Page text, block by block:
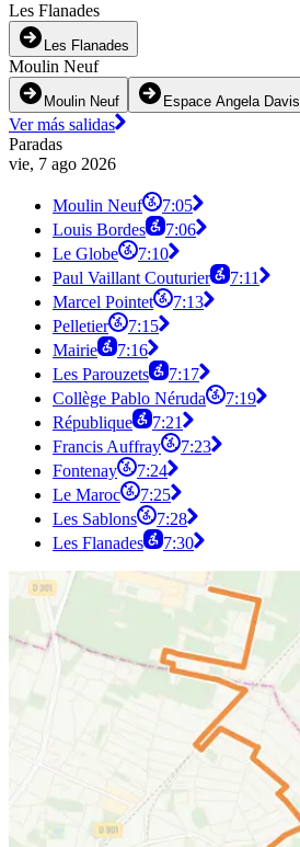
Les Flanades
Les Flanades
Moulin Neuf
Moulin Neuf Espace Angela Davis
Ver más salidas
Paradas
vie, 7 ago 2026
Moulin Neuf
7:05
Louis Bordes
7:06
Le Globe
7:10
Paul Vaillant Couturier
7:11
Marcel Pointet
7:13
Pelletier
7:15
Mairie
7:16
Les Parouzets
7:17
Collège Pablo Néruda
7:19
République
7:21
Francis Auffray
7:23
Fontenay
7:24
Le Maroc
7:25
Les Sablons
7:28
Les Flanades
7:30